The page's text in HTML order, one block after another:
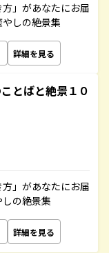
」があなたにお届
しの絶景集
詳細を見る
とばと絶景１０
」があなたにお届
の絶景集
詳細を見る